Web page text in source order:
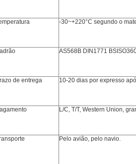
-30~+220°C segundo o
AS568B DIN1771
de entrega 10-20 dias por expresso
L/C, T/T, Western Union,
Pelo avião, pelo navio.